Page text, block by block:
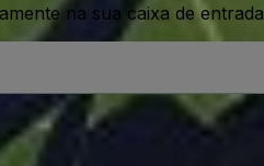
na sua caixa de entrada